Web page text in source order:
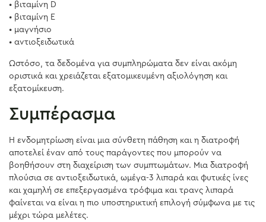
• βιταμίνη D
• βιταμίνη Ε
• μαγνήσιο
• αντιοξειδωτικά
Ωστόσο, τα δεδομένα για συμπληρώματα δεν είναι ακόμη
οριστικά και χρειάζεται εξατομικευμένη αξιολόγηση και
εξατομίκευση.
Συμπέρασμα
Η ενδομητρίωση είναι μια σύνθετη πάθηση και η διατροφή
αποτελεί έναν από τους παράγοντες που μπορούν να
βοηθήσουν στη διαχείριση των συμπτωμάτων. Μια διατροφή
πλούσια σε αντιοξειδωτικά, ωμέγα-3 λιπαρά και φυτικές ίνες
και χαμηλή σε επεξεργασμένα τρόφιμα και τρανς λιπαρά
φαίνεται να είναι η πιο υποστηρικτική επιλογή σύμφωνα με τις
μέχρι τώρα μελέτες.